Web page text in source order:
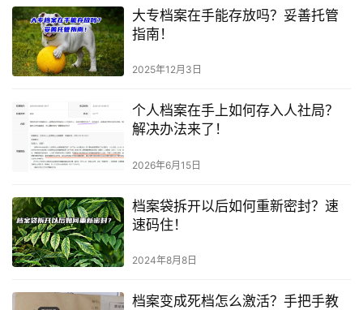
大专档案在手能存放吗？妥善托管
指南！
2025年12月3日
个人档案在手上如何存入人社局？
解决办法来了！
2026年6月15日
档案袋拆开以后如何重新密封？速
速码住！
2024年8月8日
档案变成死档怎么激活？手把手教